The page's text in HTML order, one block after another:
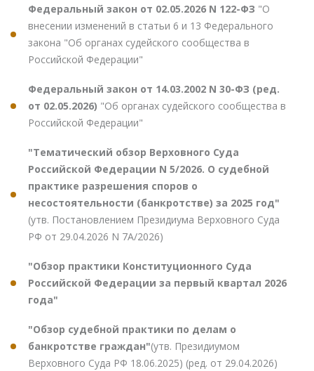
Федеральный закон от 02.05.2026 N 122-ФЗ "О
внесении изменений в статьи 6 и 13 Федерального
закона "Об органах судейского сообщества в
Российской Федерации"
Федеральный закон от 14.03.2002 N 30-ФЗ (ред.
от 02.05.2026) "Об органах судейского сообщества в
Российской Федерации"
"Тематический обзор Верховного Суда
Российской Федерации N 5/2026. О судебной
практике разрешения споров о
несостоятельности (банкротстве) за 2025 год"
(утв. Постановлением Президиума Верховного Суда
РФ от 29.04.2026 N 7А/2026)
"Обзор практики Конституционного Суда
Российской Федерации за первый квартал 2026
года"
"Обзор судебной практики по делам о
банкротстве граждан"(утв. Президиумом
Верховного Суда РФ 18.06.2025) (ред. от 29.04.2026)